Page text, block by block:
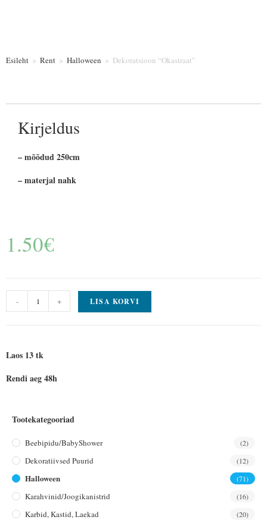
Esileht > Rent > Halloween > Dekoratsioon “Okastraat”
Kirjeldus
– mõõdud 250cm
– materjal nahk
1.50€
- + LISA KORVI
Laos 13 tk
Rendi aeg 48h
Tootekategooriad
Beebipidu/BabyShower (2)
Dekoratiivsed Puurid (12)
Halloween (71)
Karahvinid/joogikanistrid (16)
Karbid, Kastid, Laekad (20)